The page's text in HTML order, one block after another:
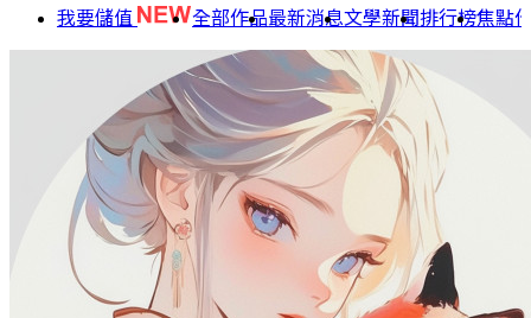
我要儲值 全部作品最新消息文學新聞排行榜焦點